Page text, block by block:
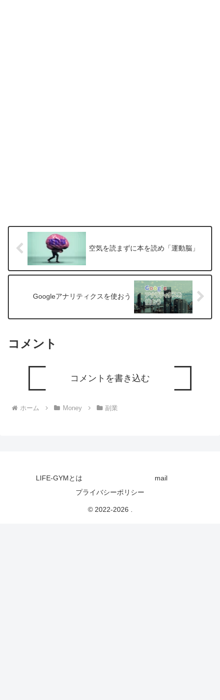
空気を読まずに本を読め「運動脳」
Googleアナリティクスを使おう
コメント
コメントを書き込む
ホーム Money 副業
LIFE-GYMとは
mail
プライバシーポリシー
© 2022-2026 .